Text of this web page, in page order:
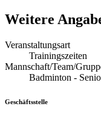
Weitere
Veranstaltungsart
Trainingszeiten
Mannschaft/Team/
Badminton -
Geschäftsstelle